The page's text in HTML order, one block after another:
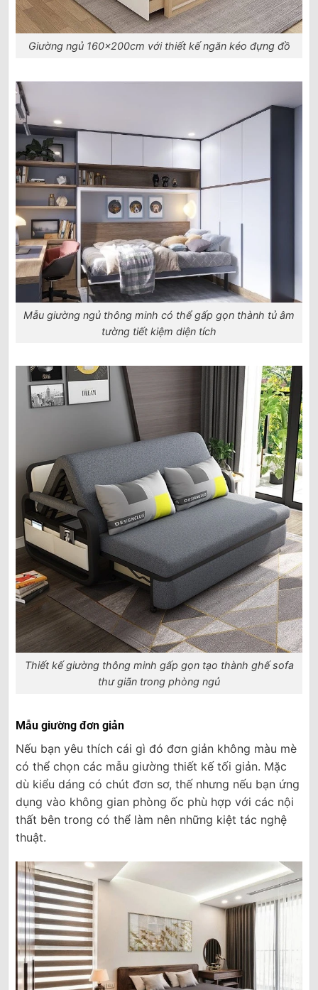
Giường ngủ 160x200cm với thiết kế ngăn kéo đựng đồ
Mẫu giường ngủ thông minh có thể gấp gọn thành tủ âm
tường tiết kiệm diện tích
Thiết kế giường thông minh gấp gọn tạo thành ghế sofa
thư giãn trong phòng ngủ
Mẫu giường đơn giản
Nếu bạn yêu thích cái gì đó đơn giản không màu mè
có thể chọn các mẫu giường thiết kế tối giản. Mặc
dù kiểu dáng có chút đơn sơ, thế nhưng nếu bạn ứng
dụng vào không gian phòng ốc phù hợp với các nội
thất bên trong có thể làm nên những kiệt tác nghệ
thuật.